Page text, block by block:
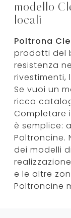
modello
locali
Poltrona
prodotti del
resistenza
rivestimenti,
Se vuoi un
ricco
Completare
è semplice:
Poltroncine.
dei modelli
e le altre
Poltroncine